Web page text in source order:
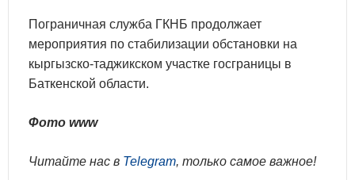
Пограничная служба ГКНБ продолжает
мероприятия по стабилизации обстановки на
кыргызско-таджикском участке госграницы в
Баткенской области.
Фото www
Читайте нас в Telegram, только самое важное!